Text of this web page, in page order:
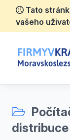
Tato
vašeho
distribuce